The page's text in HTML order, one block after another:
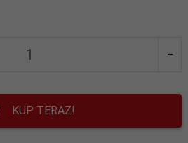
KUP TERAZ!